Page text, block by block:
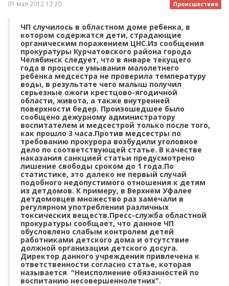
Происшествия
01 мая 2012 13:20
ЧП случилось в областном доме ребенка, в
котором содержатся дети, страдающие
органическим поражением ЦНС.Из сообщения
прокуратуры Курчатовского района города
Челябинск следует, что в январе текущего
года в процессе умывания малолетнего
ребенка медсестра не проверила температуру
воды, в результате чего малыш получил
серьезные ожоги крестцово-ягодичной
области, живота, а также внутренней
поверхности бедер. Произошедшее было
сообщено дежурному администратору
воспитателем и медсестрой только после того,
как прошло 3 часа.Против медсестры по
требованию прокурора возбудили уголовное
дело по соответствующей статье. В качестве
наказания санкцией статьи предусмотрено
лишение свободы сроком до 1 года.По
статистике, это далеко не первый случай
подобного недопустимого отношения к детям
из детдомов. К примеру, в Верхнем Уфалее
детдомовцев множество раз замечали в
регулярном употреблении различных
токсических веществ.Пресс-служба областной
прокуратуры сообщает, что данное ЧП
обусловлено слабым контролем детей
работниками детского дома и отсутствие
должной организации детского досуга.
Директор данного учреждения привлечена к
ответственности согласно статье, которая
называется "Неисполнение обязанностей по
воспитанию несовершеннолетних".